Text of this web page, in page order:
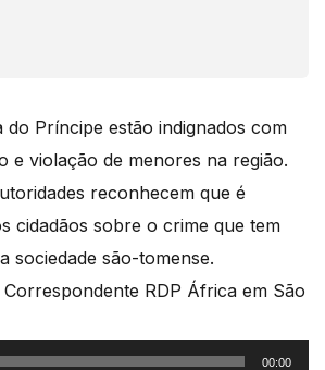
do Príncipe estão indignados com
e violação de menores na região.
reconhecem que é
cidadãos sobre o crime que tem
sociedade são-tomense.
RDP África em São
00:00